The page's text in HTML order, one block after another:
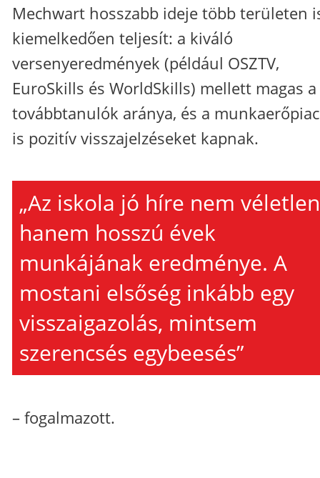
Mechwart hosszabb ideje több területen
kiemelkedően teljesít: a kiváló
versenyeredmények (például OSZTV,
EuroSkills és WorldSkills) mellett magas a
továbbtanulók aránya, és a
is pozitív visszajelzéseket kapnak.
„Az iskola jó híre nem
hanem hosszú évek
munkájának eredménye. A
mostani elsőség inkább egy
visszaigazolás, mintsem
szerencsés egybeesés”
– fogalmazott.